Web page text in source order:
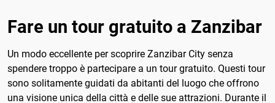
Fare un tour gratuito a Zanzibar
Un modo eccellente per scoprire Zanzibar City senza
spendere troppo è partecipare a un tour gratuito. Questi tour
sono solitamente guidati da abitanti del luogo che offrono
una visione unica della città e delle sue attrazioni. Durante il